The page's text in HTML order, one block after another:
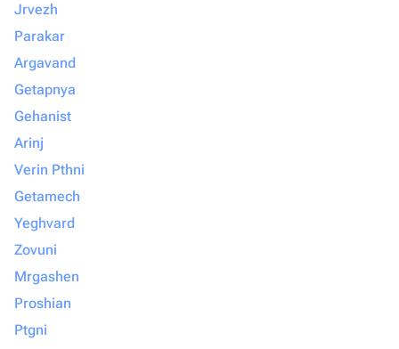
Jrvezh
Parakar
Argavand
Getapnya
Gehanist
Arinj
Verin Pthni
Getamech
Yeghvard
Zovuni
Mrgashen
Proshian
Ptgni